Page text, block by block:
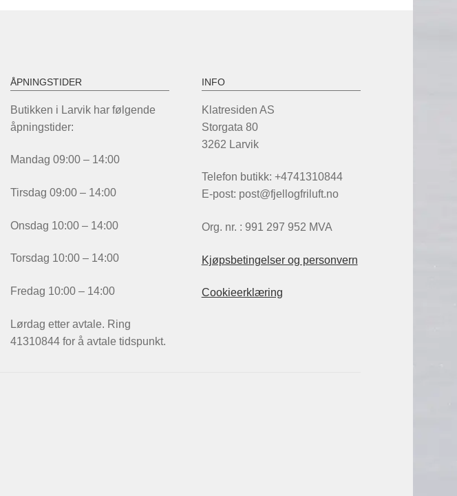
ÅPNINGSTIDER
Butikken i Larvik har følgende
åpningstider:
Mandag 09:00 – 14:00
Tirsdag 09:00 – 14:00
Onsdag 10:00 – 14:00
Torsdag 10:00 – 14:00
Fredag 10:00 – 14:00
Lørdag etter avtale. Ring
41310844 for å avtale tidspunkt.
INFO
Klatresiden AS
Storgata 80
3262 Larvik
Telefon butikk: +4741310844
E-post: post@fjellogfriluft.no
Org. nr. : 991 297 952 MVA
Kjøpsbetingelser og personvern
Cookieerklæring